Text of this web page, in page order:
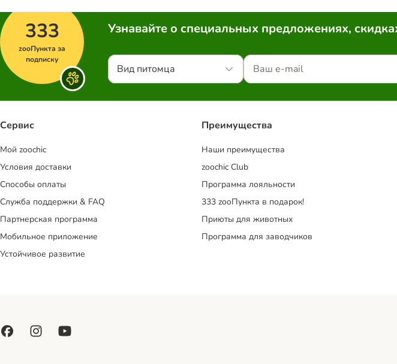
333
zooПункта за
подписку
Узнавайте о специальных предложениях,
Вид питомца
Сервис
Mой zoochic
Условия доставки
Способы оплаты
Служба поддержки & FAQ
Партнерская программа
Мобильное приложение
Устойчивое развитие
Преимуществa
Наши преимущества
zoochic Club
Программа лояльности
333 zooПункта в подарок!
Приюты для животных
Программа для заводчиков